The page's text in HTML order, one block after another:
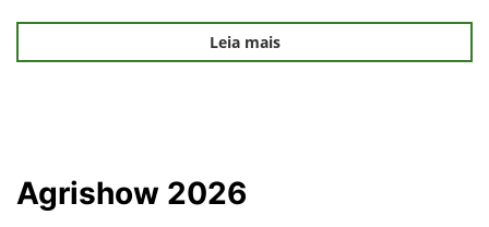
Leia mais
Agrishow 2026